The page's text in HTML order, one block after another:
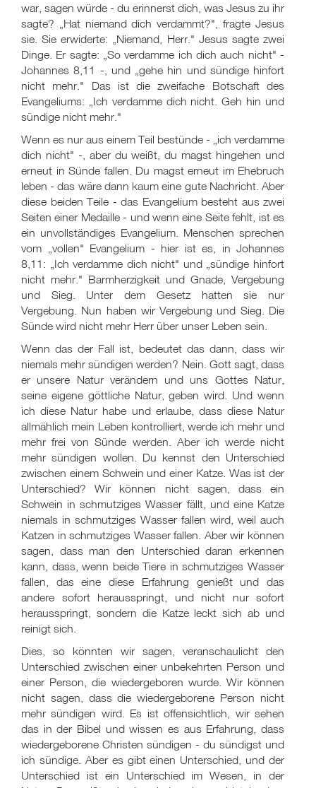
war, sagen würde - du erinnerst dich, was Jesus zu ihr
sagte? „Hat niemand dich verdammt?", fragte Jesus
sie. Sie erwiderte: „Niemand, Herr." Jesus sagte zwei
Dinge. Er sagte: „So verdamme ich dich auch nicht" -
Johannes 8,11 -, und „gehe hin und sündige hinfort
nicht mehr." Das ist die zweifache Botschaft des
Evangeliums: „Ich verdamme dich nicht. Geh hin und
sündige nicht mehr."
Wenn es nur aus einem Teil bestünde - „ich verdamme
dich nicht" -, aber du weißt, du magst hingehen und
erneut in Sünde fallen. Du magst erneut im Ehebruch
leben - das wäre dann kaum eine gute Nachricht. Aber
diese beiden Teile - das Evangelium besteht aus zwei
Seiten einer Medaille - und wenn eine Seite fehlt, ist es
ein unvollständiges Evangelium. Menschen sprechen
vom „vollen" Evangelium - hier ist es, in Johannes
8,11: „Ich verdamme dich nicht" und „sündige hinfort
nicht mehr." Barmherzigkeit und Gnade, Vergebung
und Sieg. Unter dem Gesetz hatten sie nur
Vergebung. Nun haben wir Vergebung und Sieg. Die
Sünde wird nicht mehr Herr über unser Leben sein.
Wenn das der Fall ist, bedeutet das dann, dass wir
niemals mehr sündigen werden? Nein. Gott sagt, dass
er unsere Natur verändern und uns Gottes Natur,
seine eigene göttliche Natur, geben wird. Und wenn
ich diese Natur habe und erlaube, dass diese Natur
allmählich mein Leben kontrolliert, werde ich mehr und
mehr frei von Sünde werden. Aber ich werde nicht
mehr sündigen wollen. Du kennst den Unterschied
zwischen einem Schwein und einer Katze. Was ist der
Unterschied? Wir können nicht sagen, dass ein
Schwein in schmutziges Wasser fällt, und eine Katze
niemals in schmutziges Wasser fallen wird, weil auch
Katzen in schmutziges Wasser fallen. Aber wir können
sagen, dass man den Unterschied daran erkennen
kann, dass, wenn beide Tiere in schmutziges Wasser
fallen, das eine diese Erfahrung genießt und das
andere sofort herausspringt, und nicht nur sofort
herausspringt, sondern die Katze leckt sich ab und
reinigt sich.
Dies, so könnten wir sagen, veranschaulicht den
Unterschied zwischen einer unbekehrten Person und
einer Person, die wiedergeboren wurde. Wir können
nicht sagen, dass die wiedergeborene Person nicht
mehr sündigen wird. Es ist offensichtlich, wir sehen
das in der Bibel und wissen es aus Erfahrung, dass
wiedergeborene Christen sündigen - du sündigst und
ich sündige. Aber es gibt einen Unterschied, und der
Unterschied ist ein Unterschied im Wesen, in der